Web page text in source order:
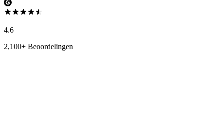
4.6
2,100+ Beoordelingen